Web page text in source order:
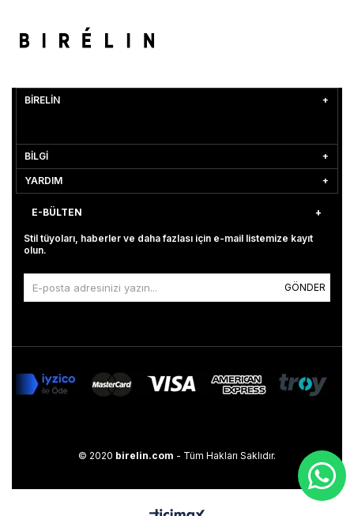
BİRELİN
BİLGİ
YARDIM
E-BÜLTEN
Stil tüyoları, haberler ve daha fazlası için e-mail listemize kayıt
olun.
GÖNDER
© 2020 birelin.com - Tüm Hakları Saklıdır.